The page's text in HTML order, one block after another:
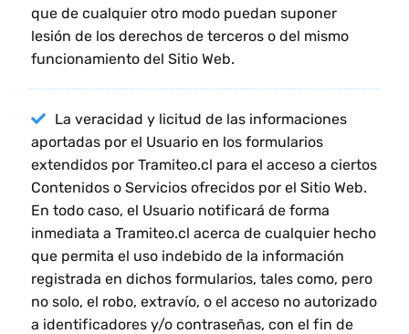
que de cualquier otro modo puedan suponer
lesión de los derechos de terceros o del mismo
funcionamiento del Sitio Web.
La veracidad y licitud de las informaciones
aportadas por el Usuario en los formularios
extendidos por Tramiteo.cl para el acceso a ciertos
Contenidos o Servicios ofrecidos por el Sitio Web.
En todo caso, el Usuario notificará de forma
inmediata a Tramiteo.cl acerca de cualquier hecho
que permita el uso indebido de la información
registrada en dichos formularios, tales como, pero
no solo, el robo, extravío, o el acceso no autorizado
a identificadores y/o contraseñas, con el fin de